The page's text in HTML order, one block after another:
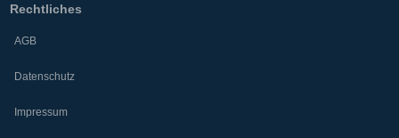
Rechtliches
AGB
Datenschutz
Impressum